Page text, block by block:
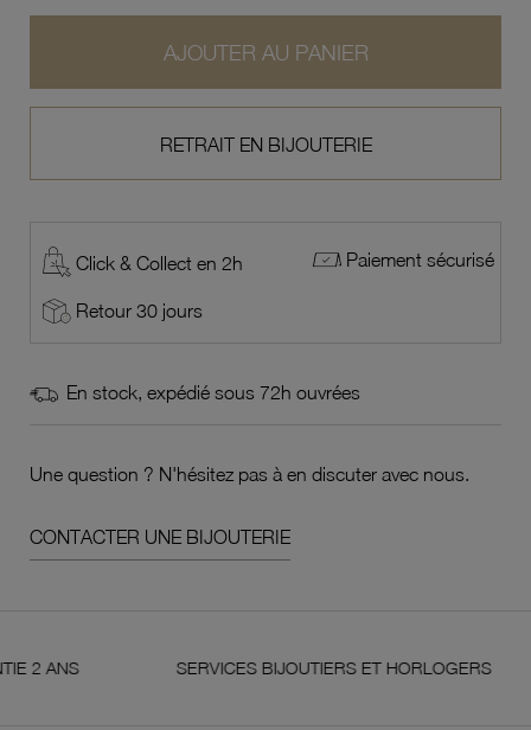
AJOUTER AU PANIER
RETRAIT EN BIJOUTERIE
Click & Collect en 2h Paiement sécurisé
Retour 30 jours
En stock, expédié sous 72h ouvrées
Une question ? N'hésitez pas à en discuter avec nous.
CONTACTER UNE BIJOUTERIE
SERVICES BIJOUTIERS ET HORLOGERS